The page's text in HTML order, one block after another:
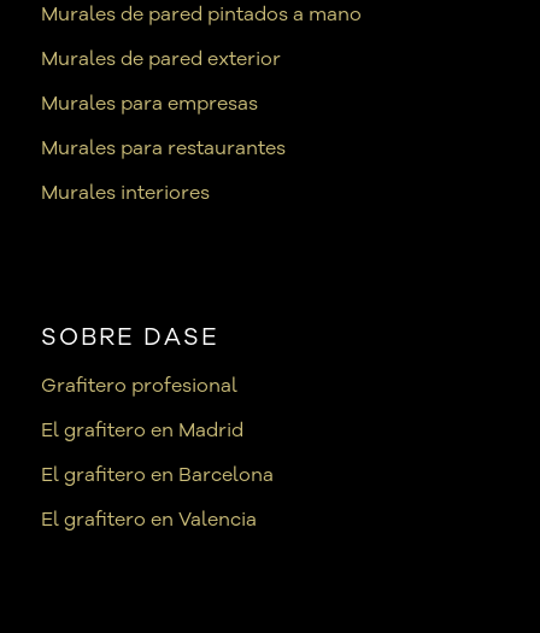
Murales de pared pintados a mano
Murales de pared exterior
Murales para empresas
Murales para restaurantes
Murales interiores
SOBRE DASE
Grafitero profesional
El grafitero en Madrid
El grafitero en Barcelona
El grafitero en Valencia